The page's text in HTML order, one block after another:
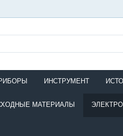
ИНСТРУМЕНТ
МАТЕРИАЛЫ